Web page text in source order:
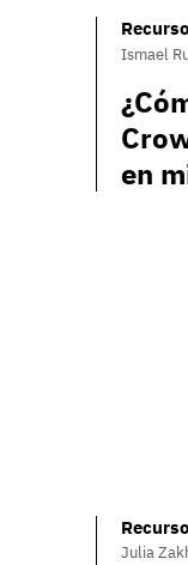
Ismael
en
Julia